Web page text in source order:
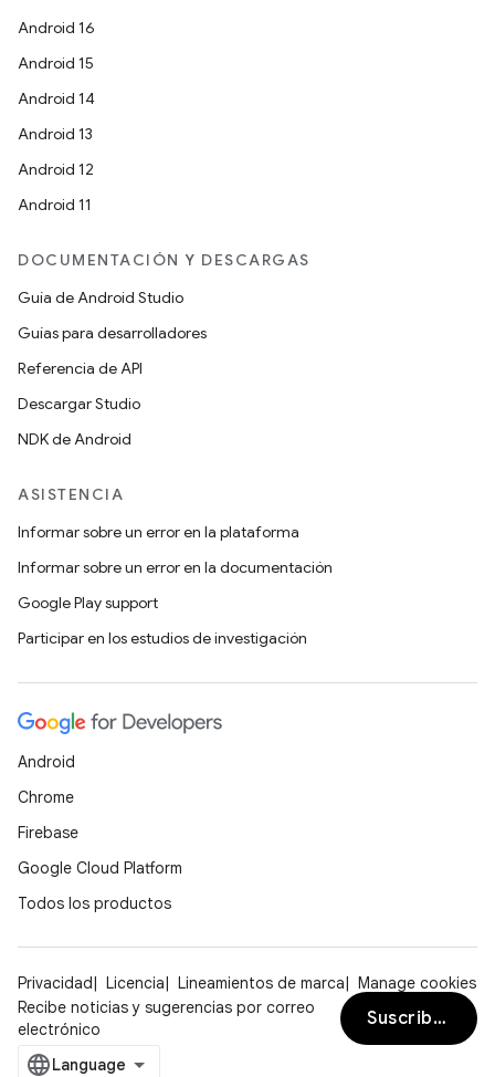
Android 16
Android 15
Android 14
Android 13
Android 12
Android 11
DOCUMENTACIÓN Y DESCARGAS
Guía de Android Studio
Guías para desarrolladores
Referencia de API
Descargar Studio
NDK de Android
ASISTENCIA
Informar sobre un error en la plataforma
Informar sobre un error en la documentación
Google Play support
Participar en los estudios de investigación
Android
Chrome
Firebase
Google Cloud Platform
Todos los productos
Privacidad Licencia Lineamientos de marca
Manage cookies
Recibe noticias y sugerencias por correo
electrónico
Suscribirse